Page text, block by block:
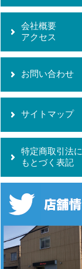
会社概要
アクセス
お問い合わせ
サイトマップ
特定商取引法に
もとづく表記